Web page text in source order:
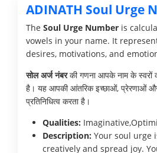
ADINATH Soul Urge
The Soul Urge Number is
vowels in your name. It
desires, motivations, and
सोल अर्ज नंबरकी गणना आपके नाम के स्वरों
है। यह आपकी आंतरिक इच्छाओं, प्रेरणाओं
प्रतिनिधित्व करता है।
Qualities:
Description: Your soul urge
creatively and spread joy.